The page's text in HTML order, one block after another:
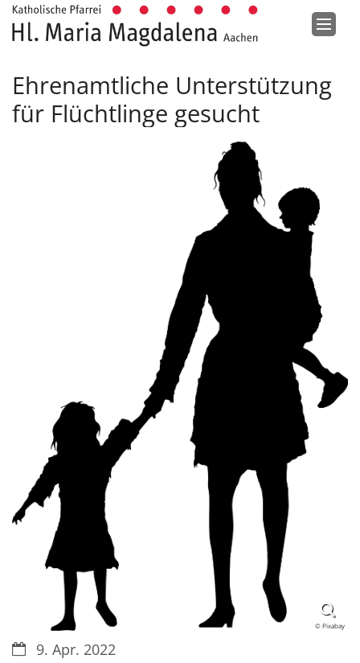
Zum Inhalt springen
Ehrenamtliche Unterstützung
für Flüchtlinge gesucht
© Pixabay
Datum:9. Apr. 2022